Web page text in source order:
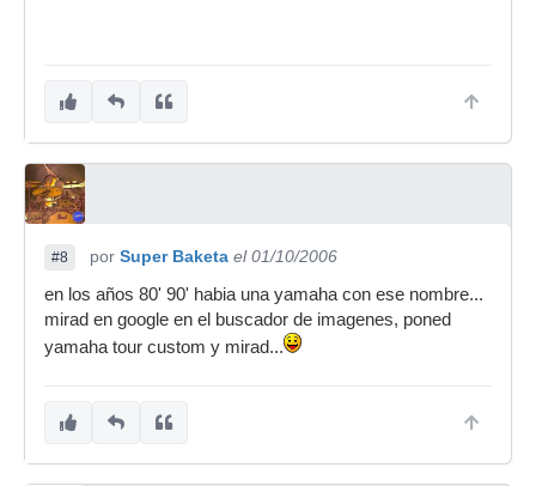
#8 por Super Baketa el 01/10/2006
en los años 80' 90' habia una yamaha con ese nombre...
mirad en google en el buscador de imagenes, poned
yamaha tour custom y mirad...